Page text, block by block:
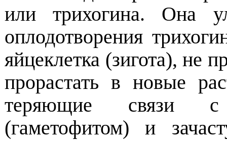
или трихогина. Она
оплодотворения
яйцеклетка (зигота), не
прорастать в новые
теряющие связи с
(гаметофитом) и